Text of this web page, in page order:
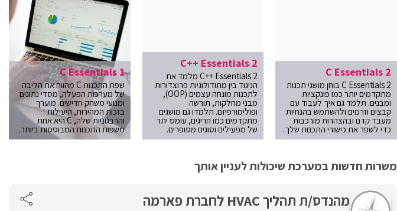
C Essentials 2
C Essentials 2 בוחן מושגי תכנות
מתקדמים יותר כמו פונקציות
ומבנים. תלמד גם איך לעבוד עם
קבצים וזרמים ולהשתמש בהנחיות
מעבד קדם ובהצהרות מורכבות
כדי לשפר את כישורי התכנות שלך.
C++ Essentials 2
C++ Essentials 2 מלמד את
הניגוד בין מתודולוגיות פרוצדורות
לתכנות מונחה עצמים (OOP),
מבני מחלקות, תורשה
ופולימורפיזם. תלמדו גם מושגים
מתקדמים כמו חריגים, עומס יתר
של מפעילים וסוגים מסופרים.
C Essentials 1
שפת התכנות C מהווה את הליבה
של מערכות הפעלה, מסדי נתונים
ומנועי משחק חדישים. מוערך
בזכות המהירות, היעילות
והרבגוניות שלה, C היא אחת
משפות התכנות המבוססות ביותר.
משרות חדשות במערכת שיכולות לעניין אותך
מהנדס/ת תהליך HVAC לחברת פארמה